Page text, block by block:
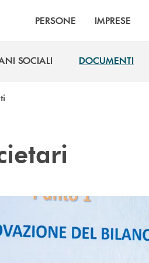
PERSONE IMPRESE
SOCIALI
DOCUMENTI